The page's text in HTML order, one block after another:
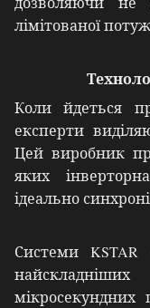
лімітованої
Коли йдеться
експерти
Цей виробник
яких
ідеально
Системи KSTAR
мікросекундних